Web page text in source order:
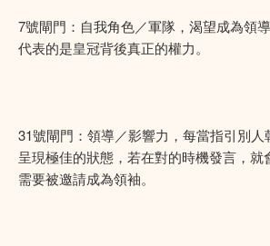
7號閘門：自我角色／軍隊，渴望成為領
代表的是皇冠背後真正的權力。
31號閘門：領導／影響力，每當指引別
呈現極佳的狀態，若在對的時機發言，就
需要被邀請成為領袖。